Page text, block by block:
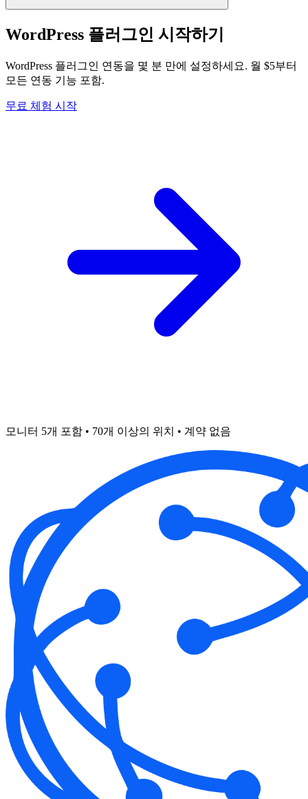
WordPress 플러그인 시작하기
WordPress 플러그인 연동을 몇 분 만에 설정하세요. 월 $5부터
모든 연동 기능 포함.
무료 체험 시작
모니터 5개 포함 • 70개 이상의 위치 • 계약 없음